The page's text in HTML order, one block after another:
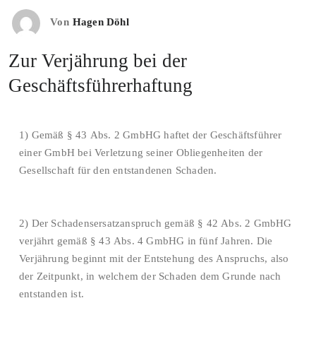
Von Hagen Döhl
Zur Verjährung bei der
Geschäftsführerhaftung
1) Gemäß § 43 Abs. 2 GmbHG haftet der Geschäftsführer
einer GmbH bei Verletzung seiner Obliegenheiten der
Gesellschaft für den entstandenen Schaden.
2) Der Schadensersatzanspruch gemäß § 42 Abs. 2 GmbHG
verjährt gemäß § 43 Abs. 4 GmbHG in fünf Jahren. Die
Verjährung beginnt mit der Entstehung des Anspruchs, also
der Zeitpunkt, in welchem der Schaden dem Grunde nach
entstanden ist.